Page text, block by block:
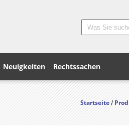
Neuigkeiten Rechtssachen
Startseite /